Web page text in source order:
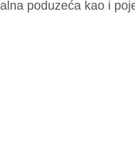
poduzeća kao i